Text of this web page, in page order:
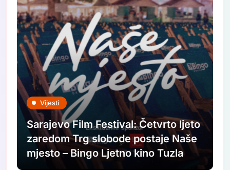
Vijesti
Sarajevo Film Festival: Četvrto ljeto
zaredom Trg slobode postaje Naše
mjesto – Bingo Ljetno kino Tuzla